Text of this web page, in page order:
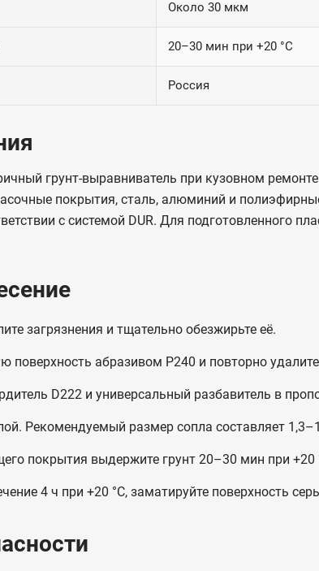
Около 30 мкм
20–30 мин при +20 °C
Россия
грунт-выравниватель при кузовном
покрытия, сталь, алюминий и
с системой DUR. Для подготовленного
загрязнения и тщательно обезжирьте её.
поверхность абразивом P240 и повторно
D222 и универсальный разбавитель в
Рекомендуемый размер сопла составляет
покрытия выдержите грунт 20–30 мин при +20
4 ч при +20 °C, заматируйте поверхность